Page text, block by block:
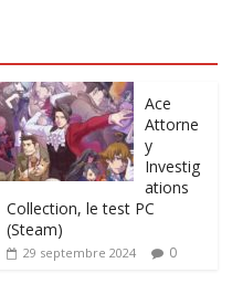
Ace
Attorne
y
Investig
ations
Collection, le test PC
(Steam)
29 septembre 2024 0